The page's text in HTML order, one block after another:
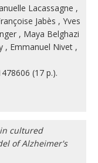
Lacassagne ,
Jabès , Yves
, Maya Belghazi
, Emmanuel Nivet ,
(17 p.).
cultured
of Alzheimer's